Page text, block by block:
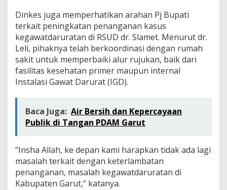
Dinkes juga memperhatikan arahan Pj Bupati
terkait peningkatan penanganan kasus
kegawatdaruratan di RSUD dr. Slamet. Menurut dr.
Leli, pihaknya telah berkoordinasi dengan rumah
sakit untuk memperbaiki alur rujukan, baik dari
fasilitas kesehatan primer maupun internal
Instalasi Gawat Darurat (IGD).
Baca Juga: Air Bersih dan Kepercayaan
Publik di Tangan PDAM Garut
“Insha Allah, ke depan kami harapkan tidak ada lagi
masalah terkait dengan keterlambatan
penanganan, masalah kegawatdaruratan di
Kabupaten Garut,” katanya.